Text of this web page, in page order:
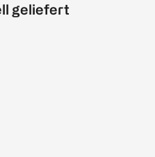
geliefert